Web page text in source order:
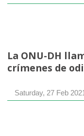
La ONU-DH
crímenes de
Saturday, 27 Feb